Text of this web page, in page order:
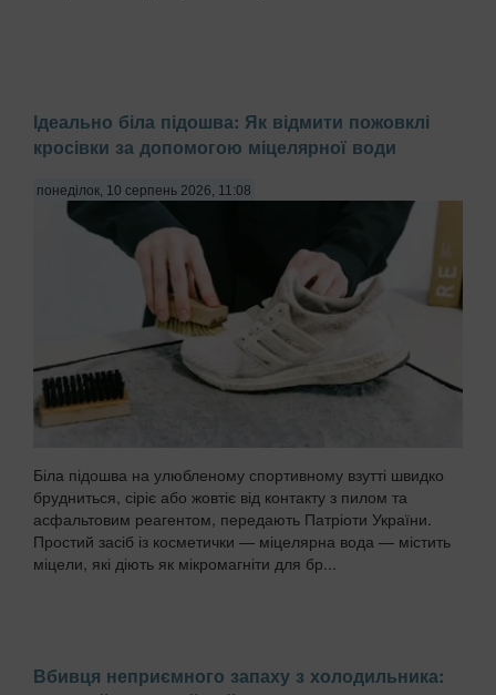
Ідеально біла підошва: Як відмити пожовклі
кросівки за допомогою міцелярної води
понеділок, 10 серпень 2026, 11:08
Біла підошва на улюбленому спортивному взутті швидко
брудниться, сіріє або жовтіє від контакту з пилом та
асфальтовим реагентом, передають Патріоти України.
Простий засіб із косметички — міцелярна вода — містить
міцели, які діють як мікромагніти для бр...
Вбивця неприємного запаху з холодильника: